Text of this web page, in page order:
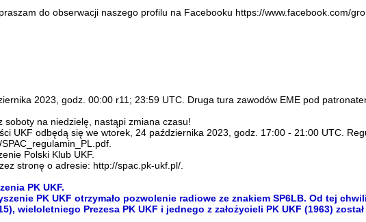
do obserwacji naszego profilu na Facebooku https://www.facebook.com/
2023, godz. 00:00 r11; 23:59 UTC. Druga tura zawodów EME pod
soboty na niedzielę, nastąpi zmiana czasu!
UKF odbędą się we wtorek, 24 października 2023, godz. 17:00 - 21:00 UTC.
Polski Klub UKF.
stronę o adresie: http://spac.pk-ukf.pl/.
PK UKF.
PK UKF otrzymało pozwolenie radiowe ze znakiem SP6LB. Od tej
wieloletniego Prezesa PK UKF i jednego z założycieli PK UKF (1963)